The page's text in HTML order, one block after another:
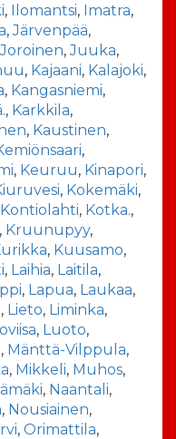
, Ilomantsi, Imatra,
,Järvenpää,
Joroinen,Juuka,
, Kajaani, Kalajoki,
, Kangasniemi,
, Karkkila,
, Kaustinen,
,
, Keuruu, Kinapori,
, Kokemäki,
Kontiolahti, Kotka.,
, Kruunupyy,
, Kuusamo,
, Laihia, Laitila,
, Lapua, Laukaa,
, Lieto, Liminka,
, Luoto,
, Mänttä-Vilppula,
, Mikkeli, Muhos,
, Naantali,
, Nousiainen,
, Orimattila,